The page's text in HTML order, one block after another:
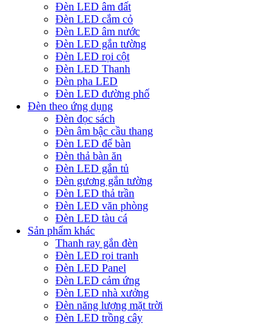
Đèn LED âm đất
Đèn LED cắm cỏ
Đèn LED âm nước
Đèn LED gắn tường
Đèn LED rọi cột
Đèn LED Thanh
Đèn pha LED
Đèn LED đường phố
Đèn theo ứng dụng
Đèn đọc sách
Đèn âm bậc cầu thang
Đèn LED để bàn
Đèn thả bàn ăn
Đèn LED gắn tủ
Đèn gương gắn tường
Đèn LED thả trần
Đèn LED văn phòng
Đèn LED tàu cá
Sản phẩm khác
Thanh ray gắn đèn
Đèn LED rọi tranh
Đèn LED Panel
Đèn LED cảm ứng
Đèn LED nhà xưởng
Đèn năng lượng mặt trời
Đèn LED trồng cây